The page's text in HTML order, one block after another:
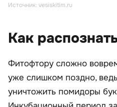
Источник: vesiskitim.ru
Как
Фитофтору сложно
уже слишком поздно,
уничтожить помидоры